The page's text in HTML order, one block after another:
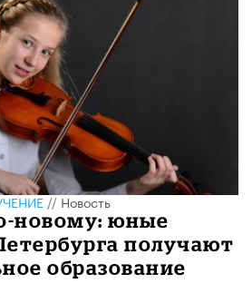
//Новость
новому: юные
получают
образование